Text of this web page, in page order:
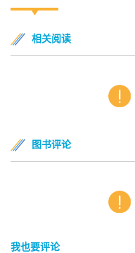
相关阅读
图书评论
我也要评论